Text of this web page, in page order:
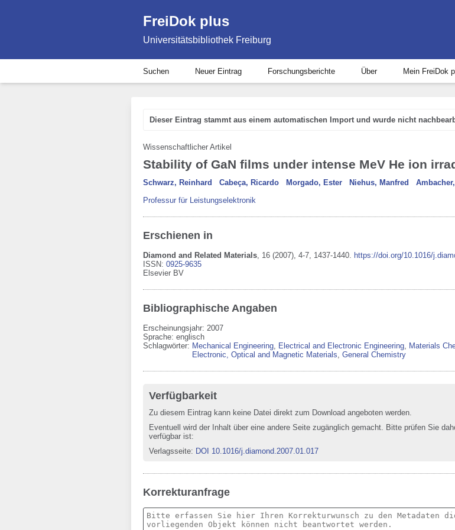
FreiDok plus
Universitätsbibliothek Freiburg
Suchen Neuer Eintrag Forschungsberichte Über Mein FreiDok
Dieser Eintrag stammt aus einem automatischen Import und wurde nicht
Wissenschaftlicher Artikel
Stability of GaN films under intense MeV He ion
Schwarz, Reinhard Cabeça, Ricardo Morgado, Ester Niehus, Manfred
Professur für Leistungselektronik
Erschienen in
Diamond and Related Materials, 16 (2007), 4-7, 1437-1440. https://doi.org/10.1016/
ISSN: 0925-9635
Elsevier BV
Bibliographische Angaben
Erscheinungsjahr: 2007
Sprache: englisch
Schlagwörter: Mechanical Engineering, Electrical and Electronic Engineering, Materials
Electronic, Optical and Magnetic Materials, General Chemistry
Verfügbarkeit
Zu diesem Eintrag kann keine Datei direkt zum Download angeboten werden.
Eventuell wird der Inhalt über eine andere Seite zugänglich gemacht. Bitte prüfen Sie
verfügbar ist:
Verlagsseite: DOI 10.1016/j.diamond.2007.01.017
Korrekturanfrage